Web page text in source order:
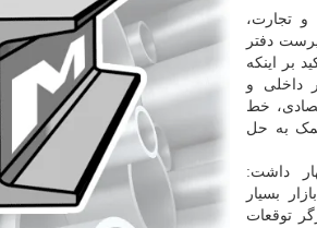
تجارت،
دفتر
بر اینکه
داخلی و
خط
به حل
داشت:
بسیار
توقعات